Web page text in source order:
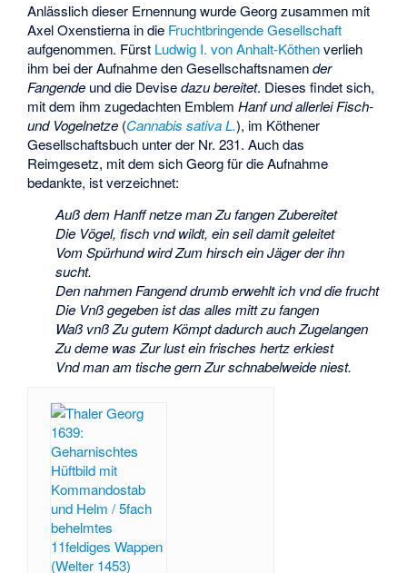
Anlässlich dieser Ernennung wurde Georg zusammen mit
Axel Oxenstierna in die Fruchtbringende Gesellschaft
aufgenommen. Fürst Ludwig I. von Anhalt-Köthenverlieh
ihm bei der Aufnahme den Gesellschaftsnamender
Fangende und die Devisedazu bereitet. Dieses findet sich,
mit dem ihm zugedachten EmblemHanf und allerlei Fisch-
und Vogelnetze (Cannabis sativa L.), im Köthener
Gesellschaftsbuch unter der Nr. 231. Auch das
Reimgesetz, mit dem sich Georg für die Aufnahme
bedankte, ist verzeichnet:
Auß dem Hanff netze man Zu fangen Zubereitet
Die Vögel, fisch vnd wildt, ein seil damit geleitet
Vom Spürhund wird Zum hirsch ein Jäger der ihn
sucht.
Den nahmen Fangend drumb erwehlt ich vnd die frucht
Die Vnß gegeben ist das alles mitt zu fangen
Waß vnß Zu gutem Kömpt dadurch auch Zugelangen
Zu deme was Zur lust ein frisches hertz erkiest
Vnd man am tische gern Zur schnabelweide niest.